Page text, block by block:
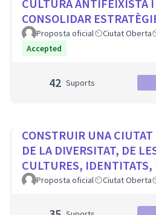
CULTURA ANTIFEIXISTA
CONSOLIDAR
VISIBILITZACIÓ DE LA
DEMOCRÀTICA CIUTADA
Proposta oficial Ciutat Oberta
Accepted
42 Suports
CONSTRUIR UNA CIUTAT
DE LA DIVERSITAT, DE
CULTURES,
RELIGIONS
Proposta oficial Ciutat Oberta